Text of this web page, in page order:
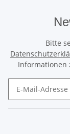
Bitte
Informationen